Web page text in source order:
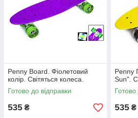
Penny Board. Фіолетовий
колір. Світяться колеса.
Готово до відправки
535 ₴
Penny
Sun".
Готово
535 ₴